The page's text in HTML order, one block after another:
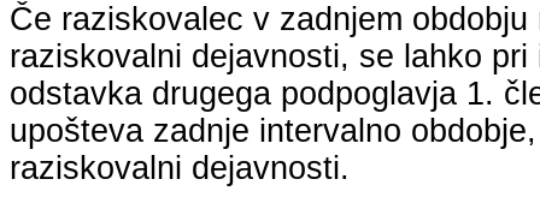
Če raziskovalec v zadnjem
raziskovalni dejavnosti, se lahko
odstavka drugega podpoglavja 1.
upošteva zadnje intervalno
raziskovalni dejavnosti.